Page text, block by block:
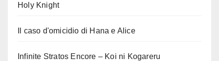
Holy Knight
Il caso d'omicidio di Hana e Alice
Infinite Stratos Encore – Koi ni Kogareru